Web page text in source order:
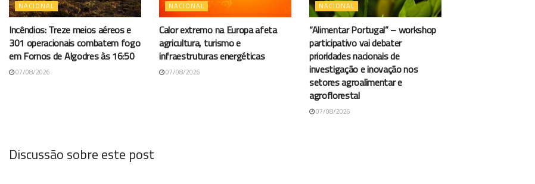
NACIONAL
Incêndios: Treze meios aéreos e
301 operacionais combatem fogo
em Fornos de Algodres às 16:50
07/08/2026
NACIONAL
Calor extremo na Europa afeta
agricultura, turismo e
infraestruturas energéticas
07/08/2026
NACIONAL
“Alimentar Portugal” – workshop
participativo vai debater
prioridades nacionais de
investigação e inovação nos
setores agroalimentar e
agroflorestal
07/08/2026
Discussão sobre este post